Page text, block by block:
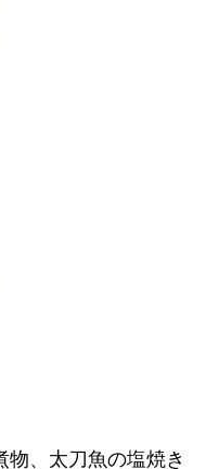
、太刀魚の塩焼き